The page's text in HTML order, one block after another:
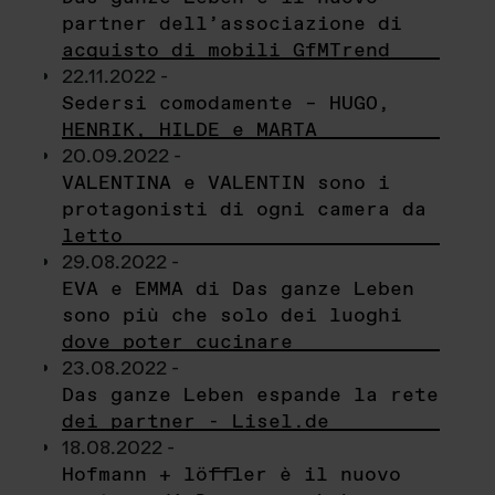
partner dell’associazione di
acquisto di mobili GfMTrend
22.11.2022 -
Sedersi comodamente – HUGO,
HENRIK, HILDE e MARTA
20.09.2022 -
VALENTINA e VALENTIN sono i
protagonisti di ogni camera da
letto
29.08.2022 -
EVA e EMMA di Das ganze Leben
sono più che solo dei luoghi
dove poter cucinare
23.08.2022 -
Das ganze Leben espande la rete
dei partner - Lisel.de
18.08.2022 -
Hofmann + löffler è il nuovo